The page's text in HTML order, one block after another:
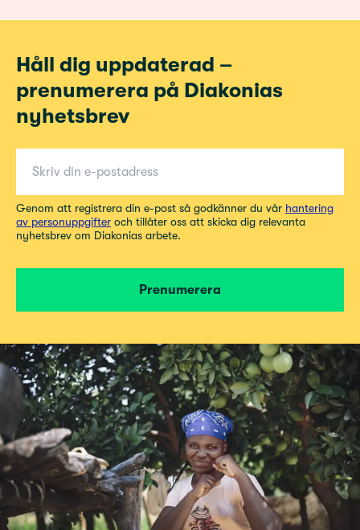
Håll dig uppdaterad –
prenumerera på Diakonias
nyhetsbrev
E-post för nyhetsbrev
Genom att registrera din e-post så godkänner du vår hantering
av personuppgifter och tillåter oss att skicka dig relevanta
nyhetsbrev om Diakonias arbete.
Prenumerera